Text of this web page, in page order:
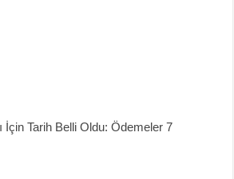
İçin Tarih Belli Oldu: Ödemeler 7